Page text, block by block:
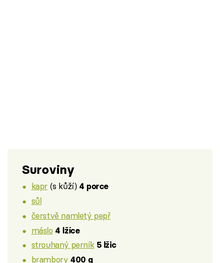
Suroviny
kapr (s kůží) 4 porce
sůl
čerstvě namletý pepř
máslo 4 lžíce
strouhaný perník 5 lžic
brambory 400 g